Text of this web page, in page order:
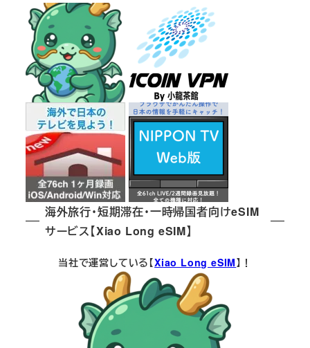
海外旅行・短期滞在・一時帰国者向けeSIM
サービス【Xiao Long eSIM】
当社で運営している【Xiao Long eSIM】！